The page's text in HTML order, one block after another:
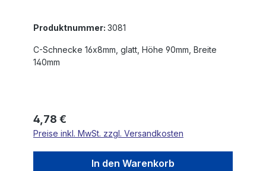
Produktnummer: 3081
C-Schnecke 16x8mm, glatt, Höhe 90mm, Breite
140mm
Regulärer Preis:
4,78 €
Preise inkl. MwSt. zzgl. Versandkosten
In den Warenkorb